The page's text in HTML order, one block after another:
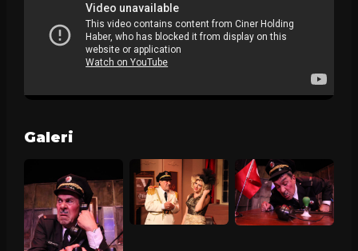
Galeri